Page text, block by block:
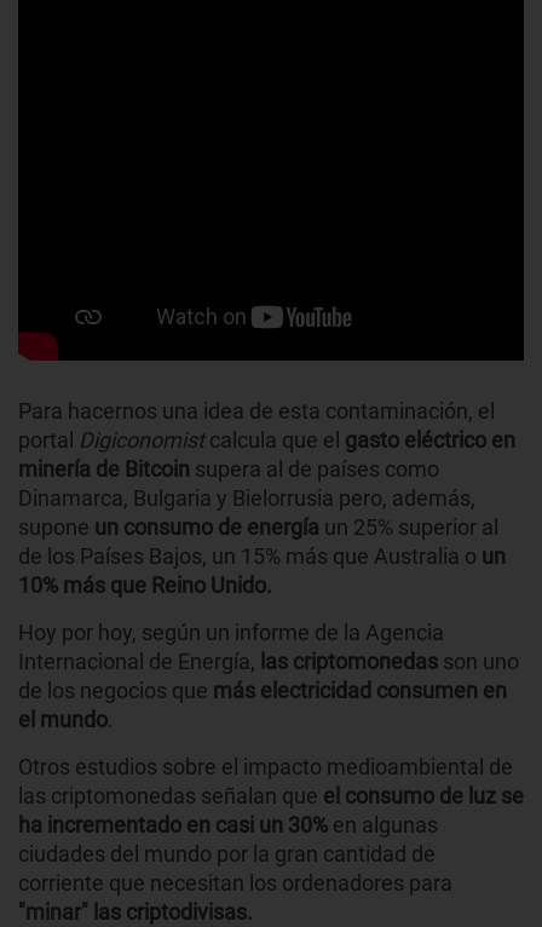
Para hacernos una idea de esta contaminación, el
portal Digiconomistcalcula que el gasto eléctrico en
minería de Bitcoin supera al de países como
Dinamarca, Bulgaria y Bielorrusia pero, además,
supone un consumo de energía un 25% superior al
de los Países Bajos, un 15% más que Australia o un
10% más que Reino Unido.
Hoy por hoy, según un informe de la Agencia
Internacional de Energía, las criptomonedas son uno
de los negocios que más electricidad consumen en
el mundo.
Otros estudios sobre el impacto medioambiental de
las criptomonedas señalan que el consumo de luz se
ha incrementado en casi un 30% en algunas
ciudades del mundo por la gran cantidad de
corriente que necesitan los ordenadores para
"minar" las criptodivisas.